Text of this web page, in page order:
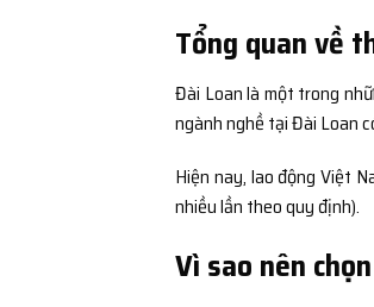
Tổng quan về
Đài Loan là một trong
ngành nghề tại Đài Loan
Hiện nay, lao động Việt
nhiều lần theo quy định).
Vì sao nên